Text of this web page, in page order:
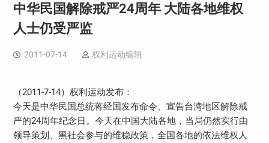
中华民国解除戒严24周年 大陆各地维权
人士仍受严监
2011-07-14 权利运动编辑
（2011-7-14）权利运动发布：
今天是中华民国总统蒋经国发布命令、宣告台湾地区解除戒
严的24周年纪念日。今天在中国大陆各地，当局仍然实行由
领导策划、黑社会参与的维稳政策，全国各地的依法维权人